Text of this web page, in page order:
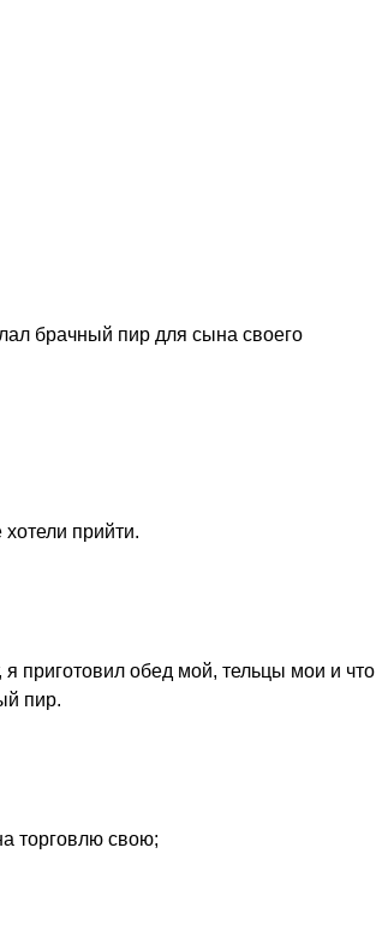
брачный пир для сына своего
прийти.
приготовил обед мой, тельцы мои и что
пир.
торговлю свою;